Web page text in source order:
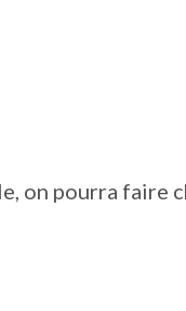
on pourra faire